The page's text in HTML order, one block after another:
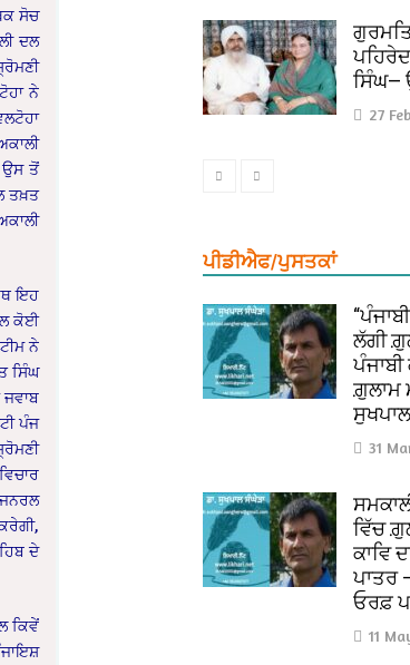
ਸੋਚ
ਦਲ
ਨੇ
ਉਸ ਤੋਂ
ਤਖ਼ਤ
ਇਹ
ਕੋਈ
ਨੇ
ਸਿੰਘ
ਪੰਜ
ਦੇ
ਕਿਵੇਂ
ਸਿੰਘ—
27
ਪੀਡੀਐਫ/ਪੁਸਤਕਾਂ
ਲੱਗੀ
ਪੰਜਾਬੀ
ਗ਼ੁਲਾਮ
31
ਵਿੱਚ
ਕਾਵਿ
ਪਾਤਰ
ਓਰਫ਼
11